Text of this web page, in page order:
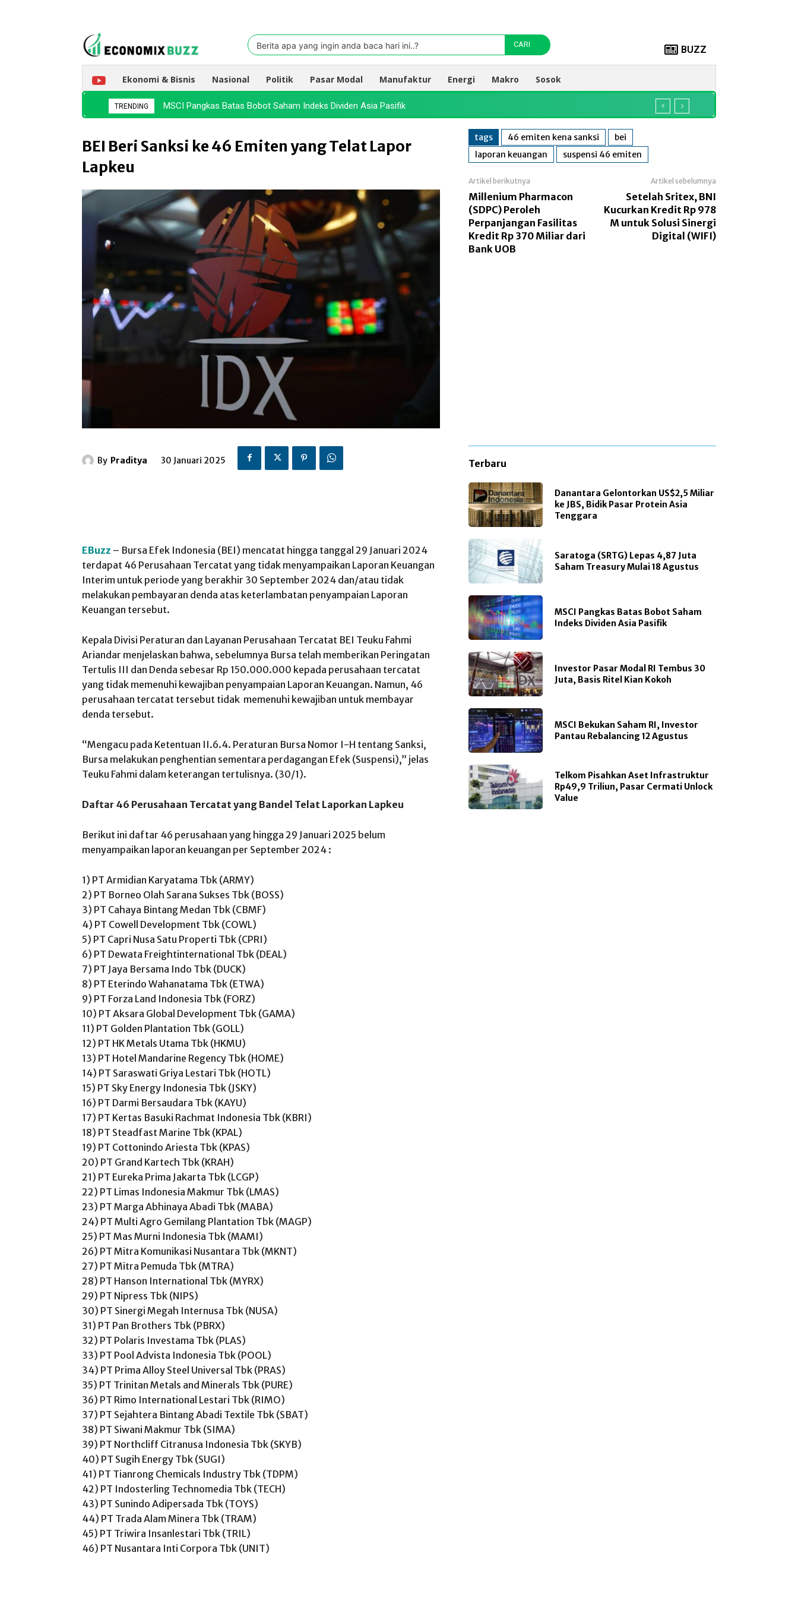
Pasaroleh TradingView
Berita apa yang ingin anda baca hari ini..? CARI BUZZ
Ekonomi & Bisnis Nasional Politik Pasar Modal Manufaktur Energi Makro Sosok
TRENDING MSCI Pangkas Batas Bobot Saham Indeks Dividen Asia Pasifik
BEI Beri Sanksi ke 46 Emiten yang Telat Lapor
Lapkeu
By Praditya 30 Januari 2025
EBuzz – Bursa Efek Indonesia (BEI) mencatat hingga tanggal 29 Januari 2024
terdapat 46 Perusahaan Tercatat yang tidak menyampaikan Laporan Keuangan
Interim untuk periode yang berakhir 30 September 2024 dan/atau tidak
melakukan pembayaran denda atas keterlambatan penyampaian Laporan
Keuangan tersebut.
Kepala Divisi Peraturan dan Layanan Perusahaan Tercatat BEI Teuku Fahmi
Ariandar menjelaskan bahwa, sebelumnya Bursa telah memberikan Peringatan
Tertulis III dan Denda sebesar Rp 150.000.000 kepada perusahaan tercatat
yang tidak memenuhi kewajiban penyampaian Laporan Keuangan. Namun, 46
perusahaan tercatat tersebut tidak memenuhi kewajiban untuk membayar
denda tersebut.
“Mengacu pada Ketentuan II.6.4. Peraturan Bursa Nomor I-H tentang Sanksi,
Bursa melakukan penghentian sementara perdagangan Efek (Suspensi),” jelas
Teuku Fahmi dalam keterangan tertulisnya. (30/1).
Daftar 46 Perusahaan Tercatat yang Bandel Telat Laporkan Lapkeu
Berikut ini daftar 46 perusahaan yang hingga 29 Januari 2025 belum
menyampaikan laporan keuangan per September 2024 :
1) PT Armidian Karyatama Tbk (ARMY)
2) PT Borneo Olah Sarana Sukses Tbk (BOSS)
3) PT Cahaya Bintang Medan Tbk (CBMF)
4) PT Cowell Development Tbk (COWL)
5) PT Capri Nusa Satu Properti Tbk (CPRI)
6) PT Dewata Freightinternational Tbk (DEAL)
7) PT Jaya Bersama Indo Tbk (DUCK)
8) PT Eterindo Wahanatama Tbk (ETWA)
9) PT Forza Land Indonesia Tbk (FORZ)
10) PT Aksara Global Development Tbk (GAMA)
11) PT Golden Plantation Tbk (GOLL)
12) PT HK Metals Utama Tbk (HKMU)
13) PT Hotel Mandarine Regency Tbk (HOME)
14) PT Saraswati Griya Lestari Tbk (HOTL)
15) PT Sky Energy Indonesia Tbk (JSKY)
16) PT Darmi Bersaudara Tbk (KAYU)
17) PT Kertas Basuki Rachmat Indonesia Tbk (KBRI)
18) PT Steadfast Marine Tbk (KPAL)
19) PT Cottonindo Ariesta Tbk (KPAS)
20) PT Grand Kartech Tbk (KRAH)
21) PT Eureka Prima Jakarta Tbk (LCGP)
22) PT Limas Indonesia Makmur Tbk (LMAS)
23) PT Marga Abhinaya Abadi Tbk (MABA)
24) PT Multi Agro Gemilang Plantation Tbk (MAGP)
25) PT Mas Murni Indonesia Tbk (MAMI)
26) PT Mitra Komunikasi Nusantara Tbk (MKNT)
27) PT Mitra Pemuda Tbk (MTRA)
28) PT Hanson International Tbk (MYRX)
29) PT Nipress Tbk (NIPS)
30) PT Sinergi Megah Internusa Tbk (NUSA)
31) PT Pan Brothers Tbk (PBRX)
32) PT Polaris Investama Tbk (PLAS)
33) PT Pool Advista Indonesia Tbk (POOL)
34) PT Prima Alloy Steel Universal Tbk (PRAS)
35) PT Trinitan Metals and Minerals Tbk (PURE)
36) PT Rimo International Lestari Tbk (RIMO)
37) PT Sejahtera Bintang Abadi Textile Tbk (SBAT)
38) PT Siwani Makmur Tbk (SIMA)
39) PT Northcliff Citranusa Indonesia Tbk (SKYB)
40) PT Sugih Energy Tbk (SUGI)
41) PT Tianrong Chemicals Industry Tbk (TDPM)
42) PT Indosterling Technomedia Tbk (TECH)
43) PT Sunindo Adipersada Tbk (TOYS)
44) PT Trada Alam Minera Tbk (TRAM)
45) PT Triwira Insanlestari Tbk (TRIL)
46) PT Nusantara Inti Corpora Tbk (UNIT)
tags 46 emiten kena sanksi
bei
laporan keuangan
suspensi 46 emiten
Artikel berikutnya
Millenium Pharmacon
(SDPC) Peroleh
Perpanjangan Fasilitas
Kredit Rp 370 Miliar dari
Bank UOB
Artikel sebelumnya
Setelah Sritex, BNI
Kucurkan Kredit Rp 978
M untuk Solusi Sinergi
Digital (WIFI)
Terbaru
Danantara Gelontorkan US$2,5 Miliar
ke JBS, Bidik Pasar Protein Asia
Tenggara
Saratoga (SRTG) Lepas 4,87 Juta
Saham Treasury Mulai 18 Agustus
MSCI Pangkas Batas Bobot Saham
Indeks Dividen Asia Pasifik
Investor Pasar Modal RI Tembus 30
Juta, Basis Ritel Kian Kokoh
MSCI Bekukan Saham RI, Investor
Pantau Rebalancing 12 Agustus
Telkom Pisahkan Aset Infrastruktur
Rp49,9 Triliun, Pasar Cermati Unlock
Value